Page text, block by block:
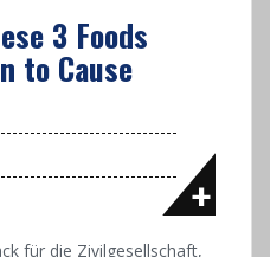
3 Foods
to Cause
für die Zivilgesellschaft,